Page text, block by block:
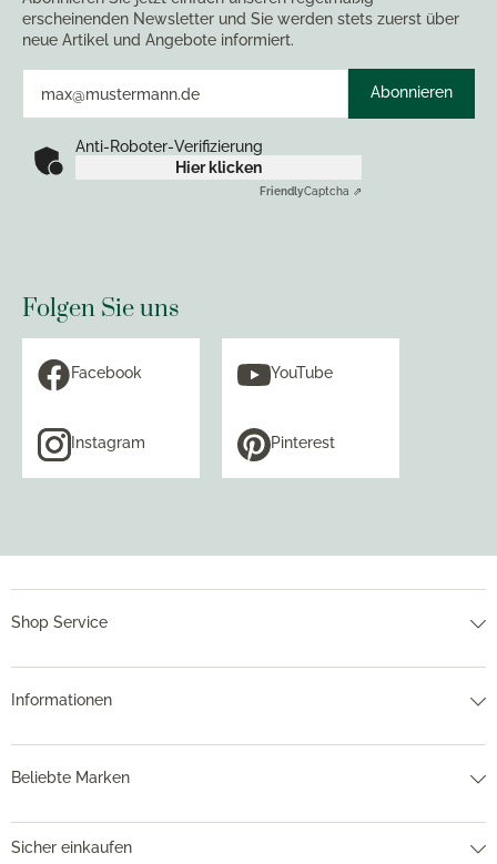
erscheinenden Newsletter und Sie werden stets zuerst über
neue Artikel und Angebote informiert.
Abonnieren
Anti-Roboter-Verifizierung
Hier klicken
FriendlyCaptcha ⇗
Folgen Sie uns
Facebook YouTube
Instagram Pinterest
Shop Service
Informationen
Beliebte Marken
Sicher einkaufen